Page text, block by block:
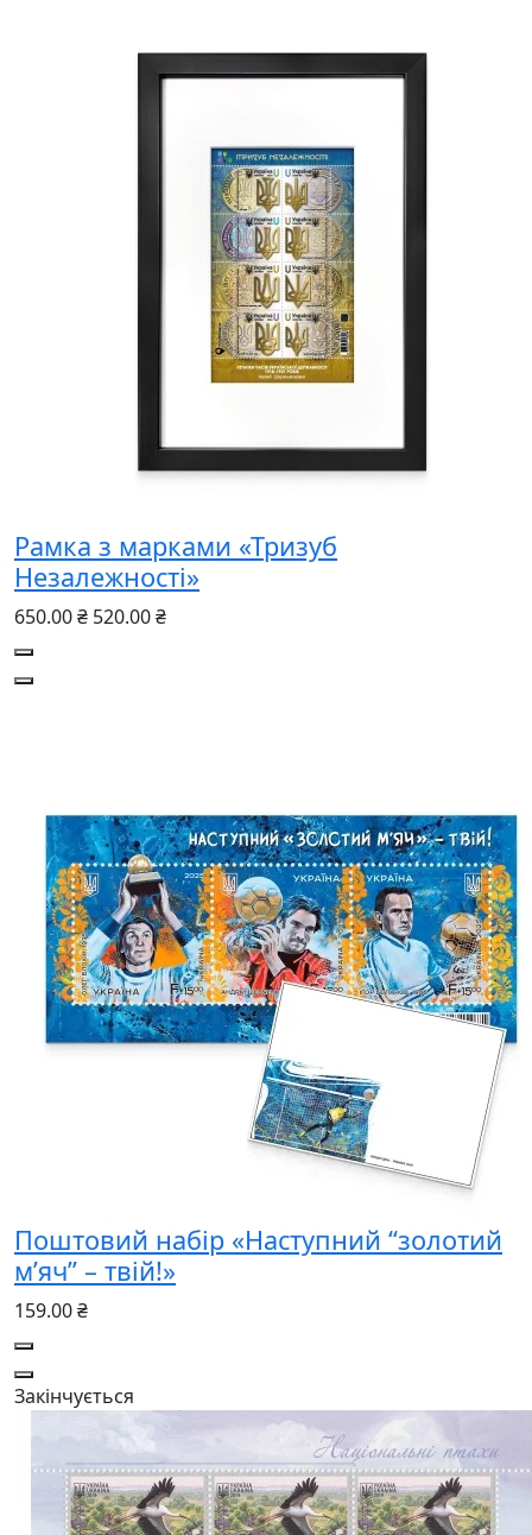
Рамка з марками «Тризуб
Незалежності»
650.00 ₴ 520.00 ₴
Поштовий набір «Наступний “золотий
м’яч” – твій!»
159.00 ₴
Закінчується